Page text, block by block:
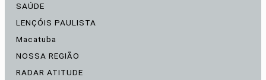
SAÚDE
LENÇÓIS PAULISTA
Macatuba
NOSSA REGIÃO
RADAR ATITUDE